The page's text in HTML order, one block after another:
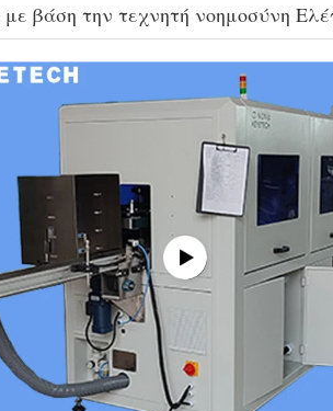
βάση την τεχνητή νοημοσύνη